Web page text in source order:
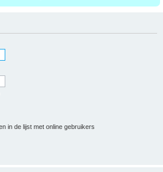
in de lijst met online gebruikers